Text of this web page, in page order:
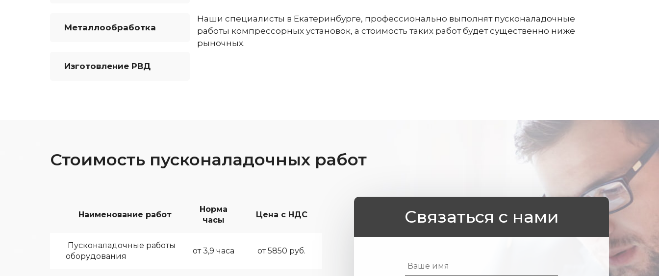
Металлообработка
Изготовление РВД
Наши специалисты в Екатеринбурге, профессионально выполнят пусконаладочные
работы компрессорных установок, а стоимость таких работ будет существенно ниже
рыночных.
Стоимость пусконаладочных работ
Наименование работ
Норма
часы
Цена с НДС
Пусконаладочные работы
оборудования
от 3,9 часа от 5850 руб.
Связаться с нами